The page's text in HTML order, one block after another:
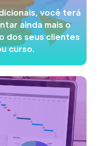
você terá
ainda mais o
dos seus clientes
curso.